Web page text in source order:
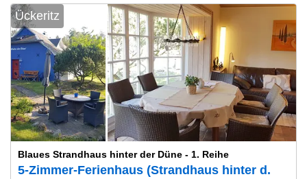
Ückeritz
Blaues Strandhaus hinter der Düne - 1. Reihe
5-Zimmer-Ferienhaus (Strandhaus hinter d.